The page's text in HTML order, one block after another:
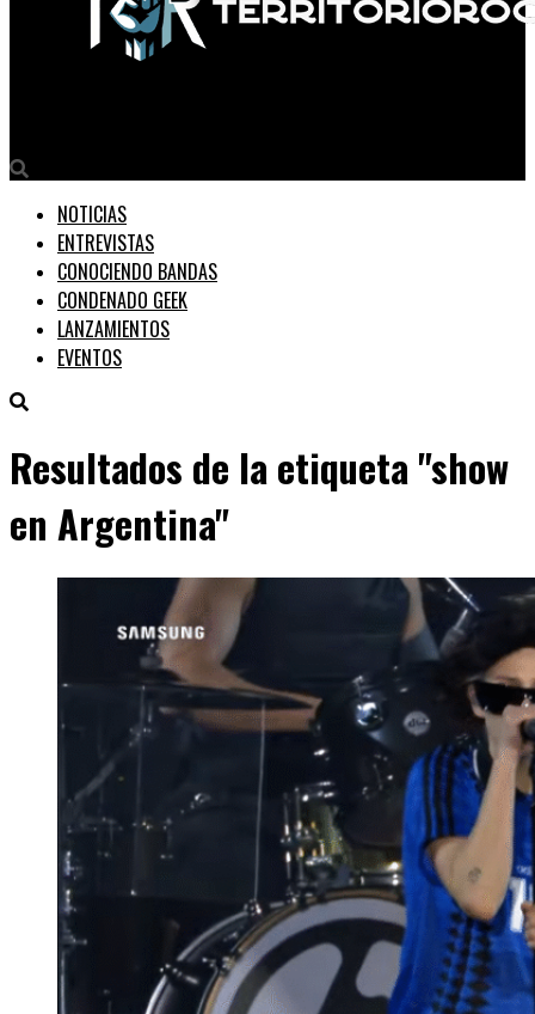
NOTICIAS
ENTREVISTAS
CONOCIENDO BANDAS
CONDENADO GEEK
LANZAMIENTOS
EVENTOS
Resultados de la etiqueta "show
en Argentina"